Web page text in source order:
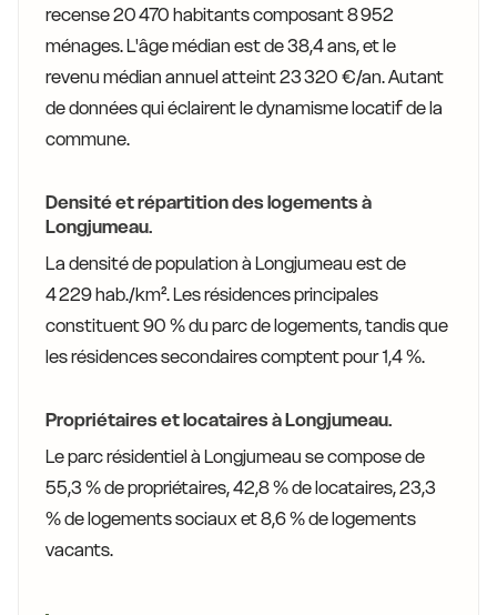
recense 20 470 habitants composant 8 952
ménages. L'âge médian est de 38,4 ans, et le
revenu médian annuel atteint 23 320 €/an. Autant
de données qui éclairent le dynamisme locatif de la
commune.
Densité et répartition des logements à
Longjumeau.
La densité de population à Longjumeau est de
4 229 hab./km². Les résidences principales
constituent 90 % du parc de logements, tandis que
les résidences secondaires comptent pour 1,4 %.
Propriétaires et locataires à Longjumeau.
Le parc résidentiel à Longjumeau se compose de
55,3 % de propriétaires, 42,8 % de locataires, 23,3
% de logements sociaux et 8,6 % de logements
vacants.